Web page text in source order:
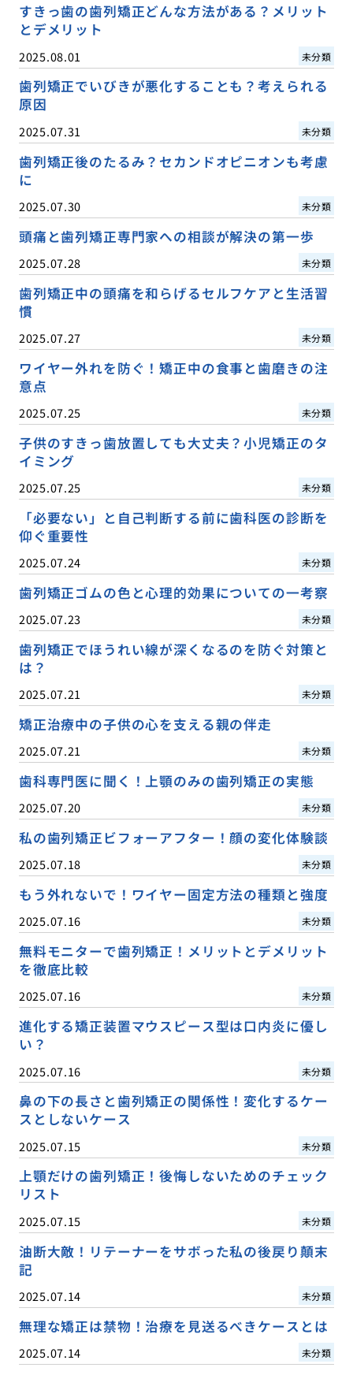
すきっ歯の歯列矯正どんな方法がある？メリット
とデメリット
2025.08.01 未分類
歯列矯正でいびきが悪化することも？考えられる
原因
2025.07.31 未分類
歯列矯正後のたるみ？セカンドオピニオンも考慮
に
2025.07.30 未分類
頭痛と歯列矯正専門家への相談が解決の第一歩
2025.07.28 未分類
歯列矯正中の頭痛を和らげるセルフケアと生活習
慣
2025.07.27 未分類
ワイヤー外れを防ぐ！矯正中の食事と歯磨きの注
意点
2025.07.25 未分類
子供のすきっ歯放置しても大丈夫？小児矯正のタ
イミング
2025.07.25 未分類
「必要ない」と自己判断する前に歯科医の診断を
仰ぐ重要性
2025.07.24 未分類
歯列矯正ゴムの色と心理的効果についての一考察
2025.07.23 未分類
歯列矯正でほうれい線が深くなるのを防ぐ対策と
は？
2025.07.21 未分類
矯正治療中の子供の心を支える親の伴走
2025.07.21 未分類
歯科専門医に聞く！上顎のみの歯列矯正の実態
2025.07.20 未分類
私の歯列矯正ビフォーアフター！顔の変化体験談
2025.07.18 未分類
もう外れないで！ワイヤー固定方法の種類と強度
2025.07.16 未分類
無料モニターで歯列矯正！メリットとデメリット
を徹底比較
2025.07.16 未分類
進化する矯正装置マウスピース型は口内炎に優し
い？
2025.07.16 未分類
鼻の下の長さと歯列矯正の関係性！変化するケー
スとしないケース
2025.07.15 未分類
上顎だけの歯列矯正！後悔しないためのチェック
リスト
2025.07.15 未分類
油断大敵！リテーナーをサボった私の後戻り顛末
記
2025.07.14 未分類
無理な矯正は禁物！治療を見送るべきケースとは
2025.07.14 未分類